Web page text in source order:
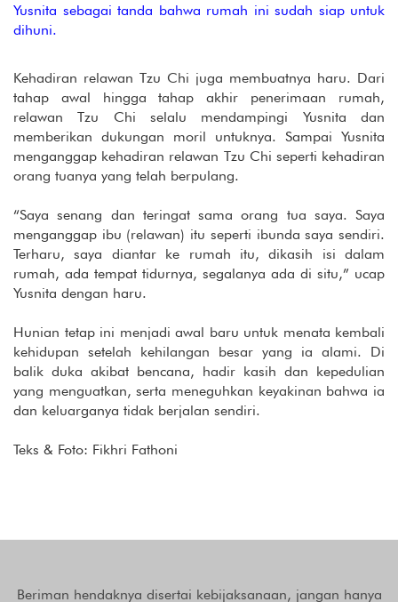
Yusnita sebagai tanda bahwa rumah ini sudah siap untuk
dihuni.
Kehadiran relawan Tzu Chi juga membuatnya haru. Dari
tahap awal hingga tahap akhir penerimaan rumah,
relawan Tzu Chi selalu mendampingi Yusnita dan
memberikan dukungan moril untuknya. Sampai Yusnita
menganggap kehadiran relawan Tzu Chi seperti kehadiran
orang tuanya yang telah berpulang.
“Saya senang dan teringat sama orang tua saya. Saya
menganggap ibu (relawan) itu seperti ibunda saya sendiri.
Terharu, saya diantar ke rumah itu, dikasih isi dalam
rumah, ada tempat tidurnya, segalanya ada di situ,” ucap
Yusnita dengan haru.
Hunian tetap ini menjadi awal baru untuk menata kembali
kehidupan setelah kehilangan besar yang ia alami. Di
balik duka akibat bencana, hadir kasih dan kepedulian
yang menguatkan, serta meneguhkan keyakinan bahwa ia
dan keluarganya tidak berjalan sendiri.
Teks & Foto: Fikhri Fathoni
Beriman hendaknya disertai kebijaksanaan, jangan hanya